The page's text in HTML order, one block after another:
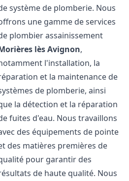
système de plomberie. Nous
une gamme de services
plombier assainissement
lès Avignon,
l'installation, la
et la maintenance de
de plomberie, ainsi
la détection et la réparation
fuites d'eau. Nous travaillons
des équipements de pointe
des matières premières de
pour garantir des
de haute qualité. Nous